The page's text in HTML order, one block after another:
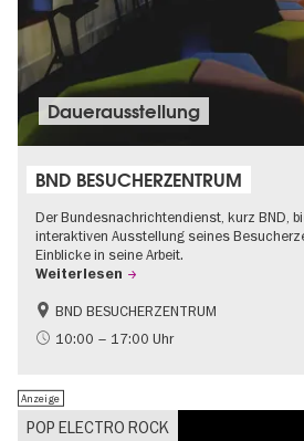
Dauer­aus­stel­lung
BND BESUCHERZENTRUM
Der Bundesnachrichtendienst, kurz BND,
interaktiven Ausstellung seines
Einblicke in seine Arbeit.
Weiterlesen
Geschichte
Gratis
BND BESUCHERZENTRUM
10:00 – 17:00 Uhr
POP ELECTRO ROCK
Anzeige